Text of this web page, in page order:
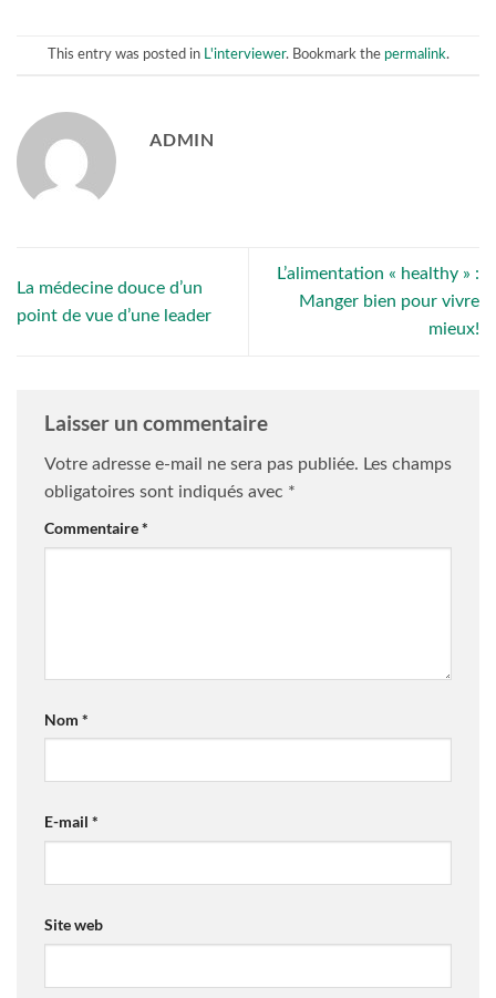
This entry was posted in L'interviewer. Bookmark the permalink.
ADMIN
La médecine douce d’un
point de vue d’une leader
L’alimentation « healthy » :
Manger bien pour vivre
mieux!
Laisser un commentaire
Votre adresse e-mail ne sera pas publiée. Les champs
obligatoires sont indiqués avec *
Commentaire*
Nom *
E-mail *
Site web